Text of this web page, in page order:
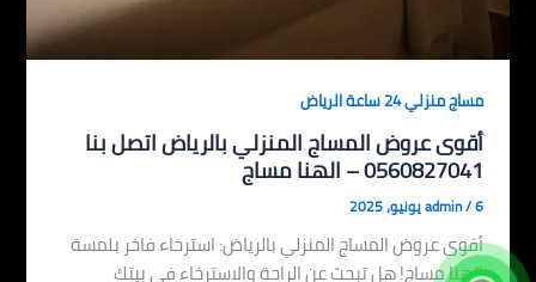
مساج منزلي 24 ساعة الرياض
أقوى عروض المساج المنزلي بالرياض اتصل بنا
0560827041 – الهنا مساج
admin/6 يونيو، 2025
أقوى عروض المساج المنزلي بالرياض: استرخاء فاخر بلمسة
الهنا مساج! هل تبحث عن الراحة والاسترخاء في بيتك